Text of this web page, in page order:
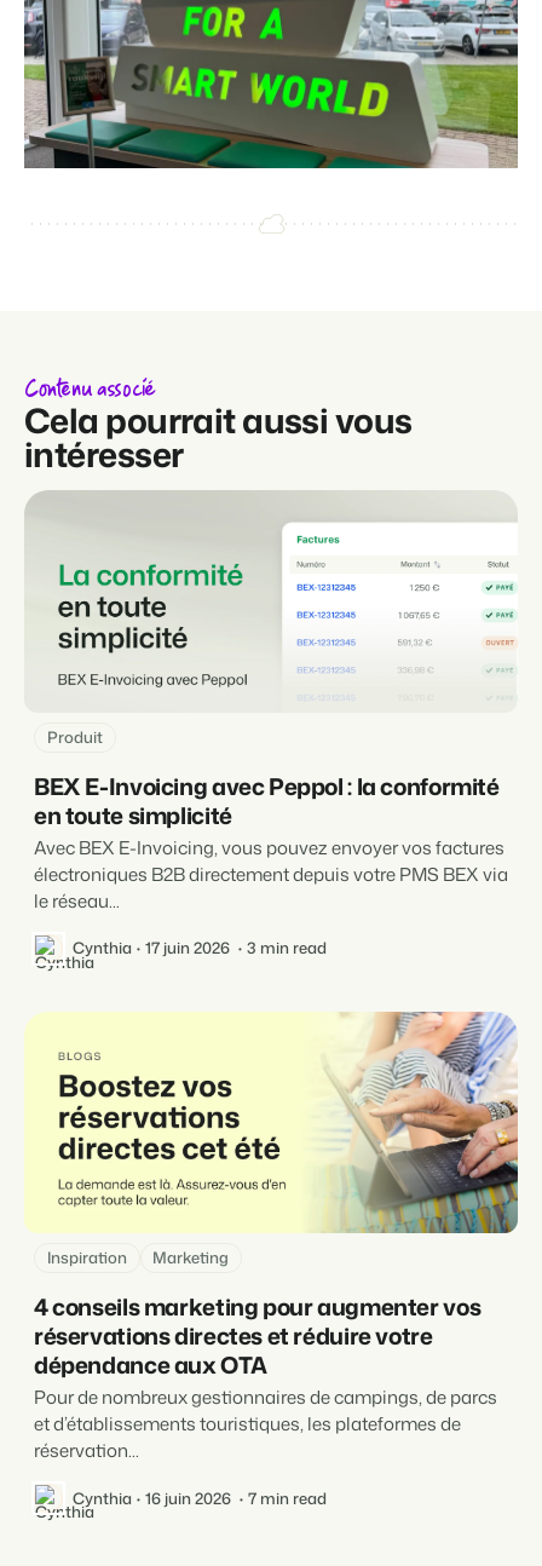
Contenu associé
Cela pourrait aussi vous
intéresser
Produit
BEX E-Invoicing avec Peppol : la conformité
en toute simplicité
Avec BEX E-Invoicing, vous pouvez envoyer vos factures
électroniques B2B directement depuis votre PMS BEX via
le réseau...
Cynthia 17 juin 2026 3 min read
Inspiration Marketing
4 conseils marketing pour augmenter vos
réservations directes et réduire votre
dépendance aux OTA
Pour de nombreux gestionnaires de campings, de parcs
et d’établissements touristiques, les plateformes de
réservation...
Cynthia 16 juin 2026 7 min read